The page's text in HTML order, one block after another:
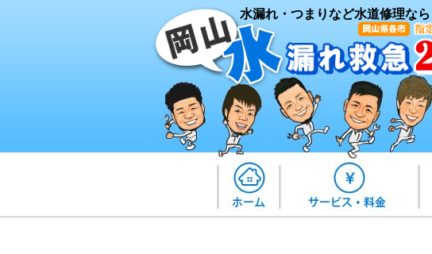
水漏れ・つまりなど水道修理なら